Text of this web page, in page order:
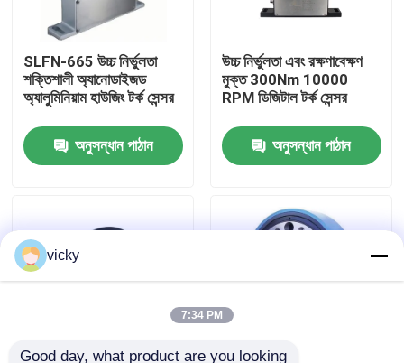
কারখানা ভ্রমণ
গুণগত মান নিয়ন্ত্রণ
যোগাযোগ করুন
মামলা
হাই স্পিড ডায়নামিটার
SLFN-665 উচ্চ নির্ভুলতা
শক্তিশালী অ্যানোডাইজড
অ্যালুমিনিয়াম হাউজিং টর্ক সেন্সর
অনুসন্ধান পাঠান
উচ্চ নির্ভুলতা এবং রক্ষণাবেক্ষণ
মুক্ত 300Nm 10000
RPM ডিজিটাল টর্ক সেন্সর
অনুসন্ধান পাঠান
vicky
7:34 PM
Good day, what product are you looking